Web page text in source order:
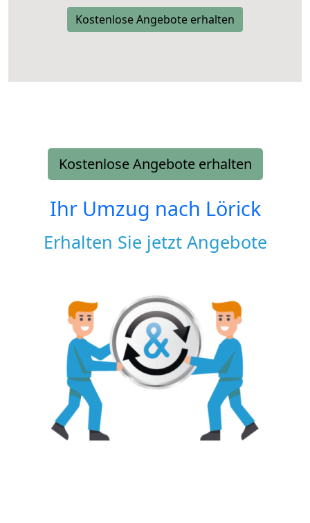
Kostenlose Angebote erhalten
Kostenlose Angebote erhalten
Ihr Umzug nach Lörick
Erhalten Sie jetzt Angebote